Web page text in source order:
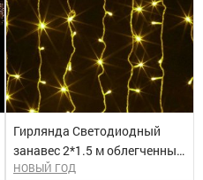
Гирлянда Светодиодный
занавес 2*1.5 м облегченный,
влагозащитный колпачок,
НОВЫЙ ГОД